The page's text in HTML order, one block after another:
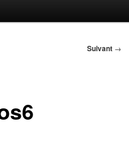
Suivant →